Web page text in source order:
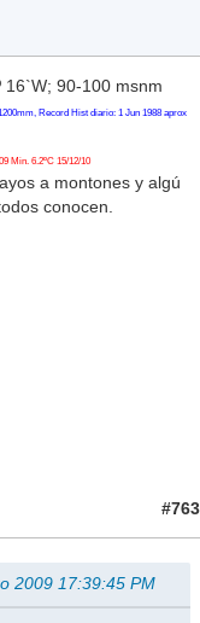
16`W; 90-100 msnm
Record Hist diario: 1 Jun 1988 aprox
Min. 6.2ºC 15/12/10
a montones y algú
conocen.
#763
2009 17:39:45 PM